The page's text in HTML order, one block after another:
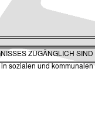
ZUGÄNGLICH SIND
sozialen und